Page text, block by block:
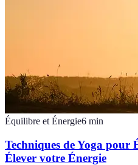
Équilibre et Énergie6 min
Techniques de Yoga pour
Élever votre Énergie